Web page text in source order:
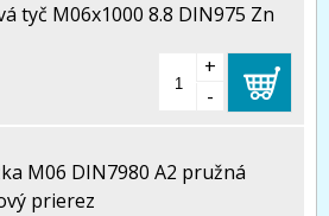
tyč M06x1000 8.8 DIN975 Zn
+
-
M06 DIN7980 A2 pružná
prierez